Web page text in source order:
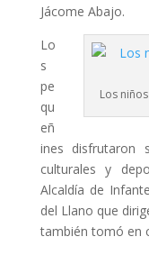
Jácome Abajo.
Los
Lo
s
pe
qu
eñ
ines disfrutaron
culturales y
Alcaldía de
del Llano que
también tomó en